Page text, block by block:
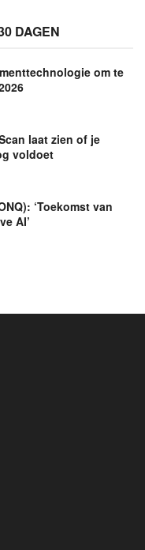
DAGEN
om te
laat zien of je
voldoet
‘Toekomst van
AI’